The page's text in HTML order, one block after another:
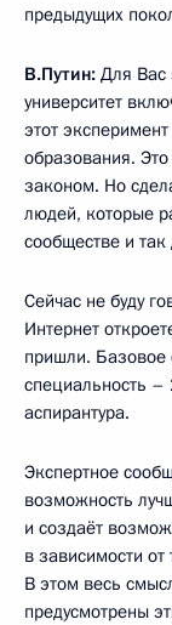
предыдущих
В.Путин: Для Вас
университет
этот
образования.
законом. Но
людей, которые
сообществе и так
Сейчас не буду
Интернет
пришли. Базовое
специальность
аспирантура.
Экспертное
возможность
и создаёт
в зависимости
В этом весь
предусмотрены